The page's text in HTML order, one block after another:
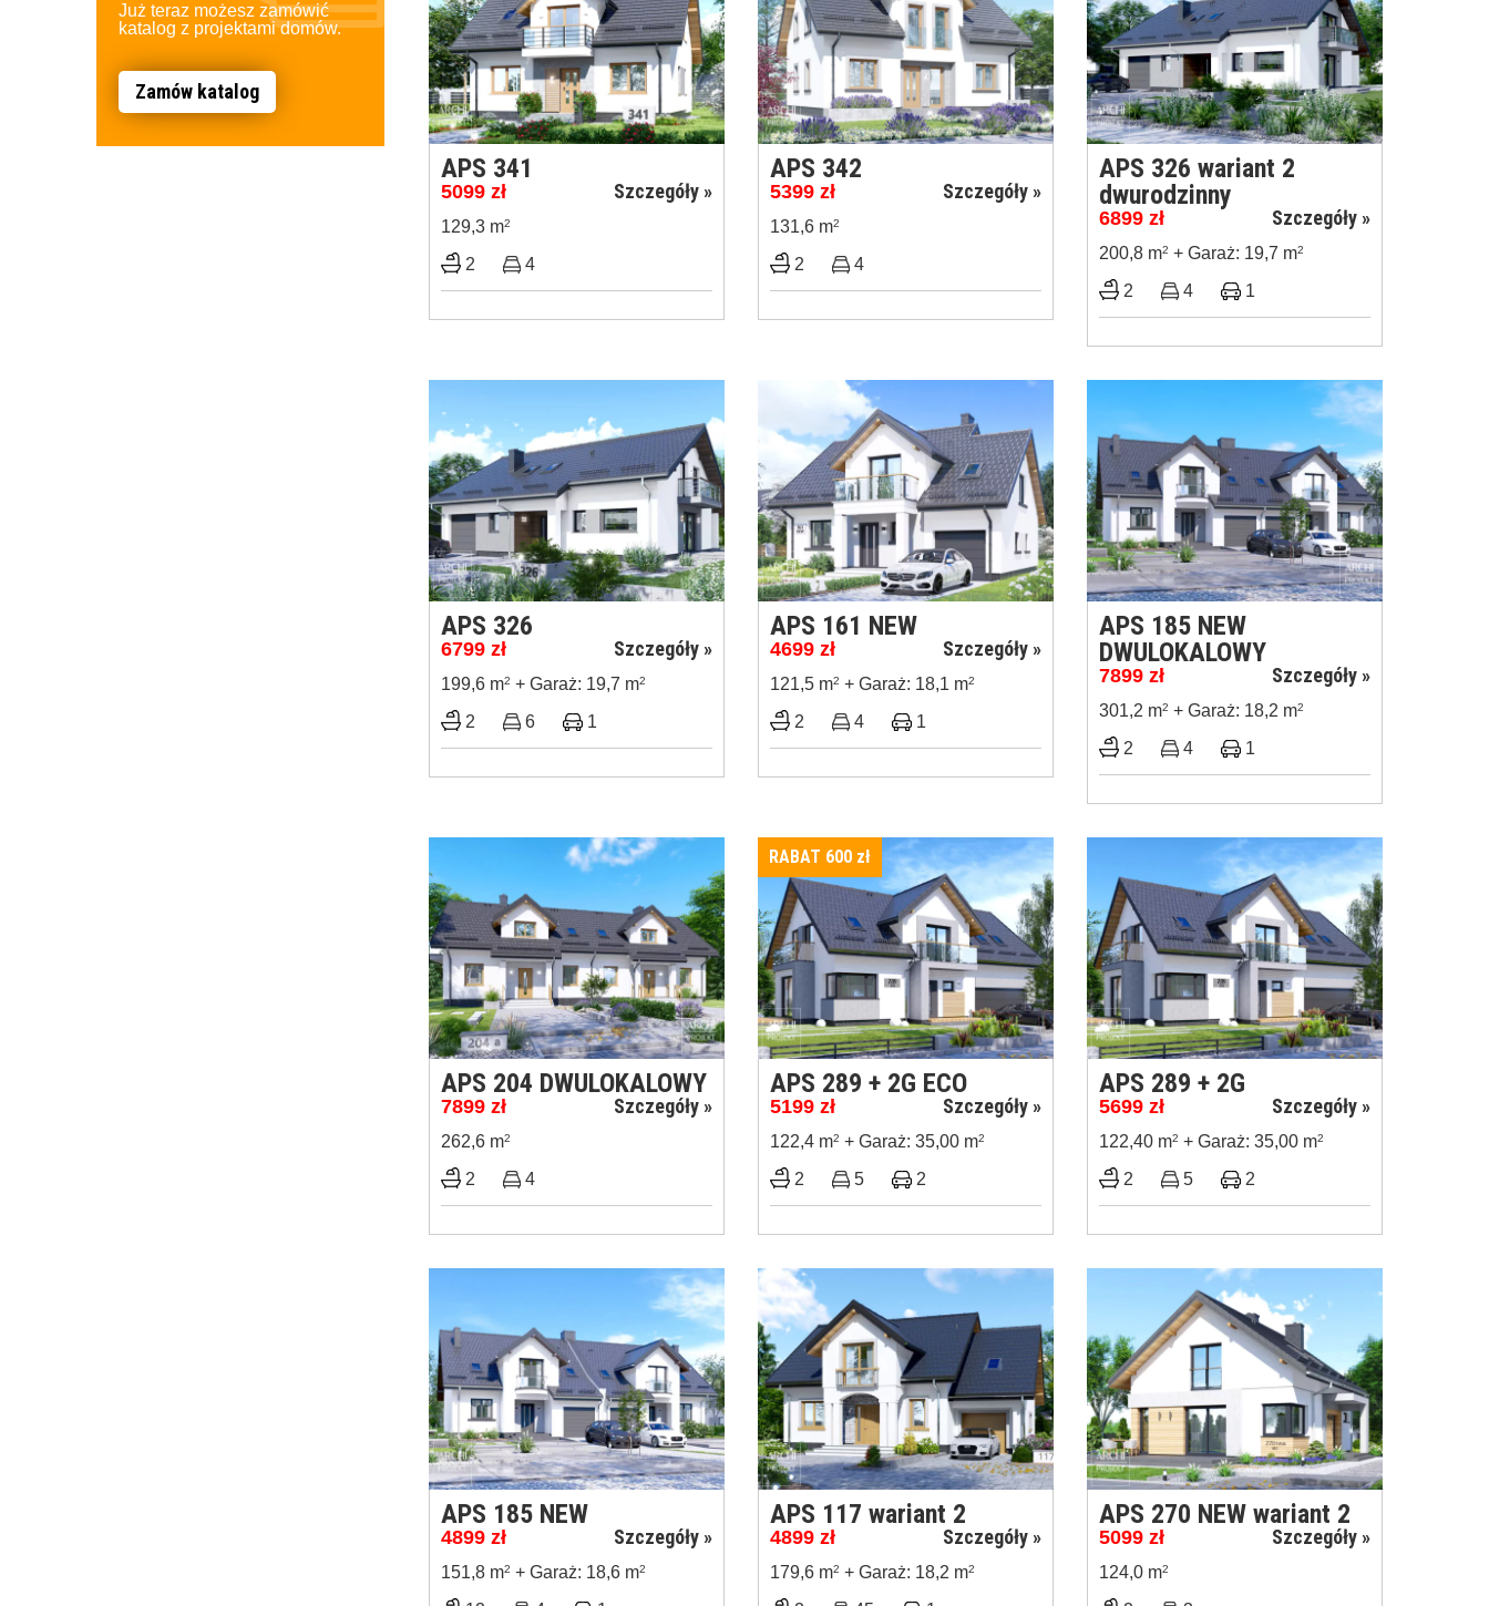
Już teraz możesz zamówić
katalog z projektami domów.
Zamów katalog
APS 341
5099 zł Szczegóły »
129,3 m2
2 4
APS 342
5399 zł Szczegóły »
131,6 m2
2 4
APS 326 wariant 2
dwurodzinny
6899 zł Szczegóły »
200,8 m2 + Garaż: 19,7 m2
2 4 1
APS 326
6799 zł Szczegóły »
199,6 m2 + Garaż: 19,7 m2
2 6 1
APS 161 NEW
4699 zł Szczegóły »
121,5 m2 + Garaż: 18,1 m2
2 4 1
APS 185 NEW
DWULOKALOWY
7899 zł Szczegóły »
301,2 m2 + Garaż: 18,2 m2
2 4 1
APS 204 DWULOKALOWY
7899 zł Szczegóły »
262,6 m2
2 4
RABAT 600 zł
APS 289 + 2G ECO
5199 zł Szczegóły »
122,4 m2 + Garaż: 35,00 m2
2 5 2
APS 289 + 2G
5699 zł Szczegóły »
122,40 m2 + Garaż: 35,00 m2
2 5 2
APS 185 NEW
4899 zł Szczegóły »
151,8 m2 + Garaż: 18,6 m2
APS 117 wariant 2
4899 zł Szczegóły »
179,6 m2 + Garaż: 18,2 m2
APS 270 NEW wariant 2
5099 zł Szczegóły »
124,0 m2